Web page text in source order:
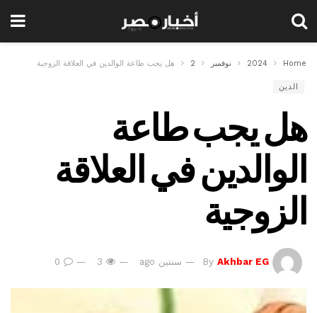
Home
2024 نوفمبر 2 هل يجب طاعة الوالدين في العلاقة الزوجية
الدين
هل يجب طاعة
الوالدين في العلاقة
الزوجية
By Akhbar EG سنتين ago